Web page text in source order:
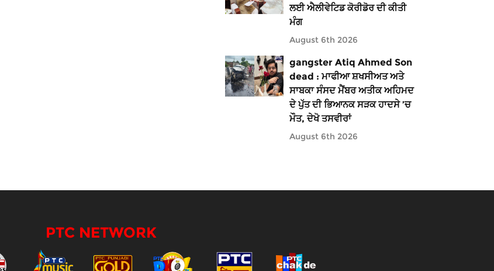
ਲਈ ਐਲੀਵੇਟਿਡ ਕੋਰੀਡੋਰ ਦੀ ਕੀਤੀ
ਮੰਗ
August 6th 2026
gangster Atiq Ahmed Son
dead : ਮਾਫੀਆ ਸ਼ਖਸੀਅਤ ਅਤੇ
ਸਾਬਕਾ ਸੰਸਦ ਮੈਂਬਰ ਅਤੀਕ ਅਹਿਮਦ
ਦੇ ਪੁੱਤ ਦੀ ਭਿਆਨਕ ਸੜਕ ਹਾਦਸੇ ’ਚ
ਮੌਤ, ਦੇਖੋ ਤਸਵੀਰਾਂ
August 6th 2026
PTC NETWORK